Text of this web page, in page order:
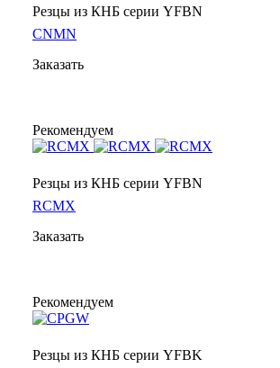
Резцы из КНБ серии YFBN
CNMN
Заказать
Рекомендуем
Резцы из КНБ серии YFBN
RCMX
Заказать
Рекомендуем
Резцы из КНБ серии YFBK